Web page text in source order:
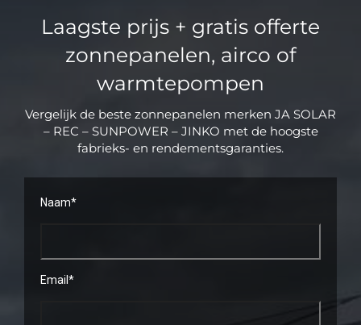
Laagste prijs + gratis offerte
zonnepanelen, airco of
warmtepompen
Vergelijk de beste zonnepanelen merken JA SOLAR
– REC – SUNPOWER – JINKO met de hoogste
fabrieks- en rendementsgaranties.
Naam*
Email*